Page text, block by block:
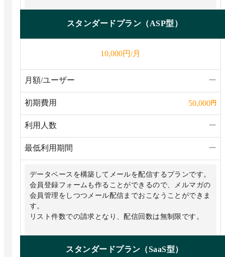
スタンダードプラン（ASP型）
10,000円/月
月額/ユーザー ー
初期費用 50,000円
利用人数 ー
最低利用期間 ー
データベースを構築してメールを配信するプランです。
会員登録フォームも作ることができるので、メルマガの
会員管理をしつつメール配信までおこなうことができま
す。
リスト件数での請求となり、配信回数は無制限です。
スタンダードプラン（SaaS型）